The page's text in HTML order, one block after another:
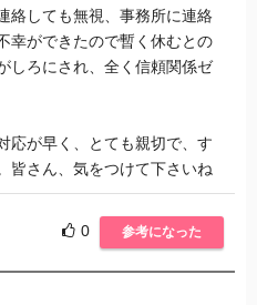
絡しても無視、事務所に連絡
幸ができたので暫く休むとの
しろにされ、全く信頼関係ゼ
応が早く、とても親切で、す
皆さん、気をつけて下さいね
0 参考になった